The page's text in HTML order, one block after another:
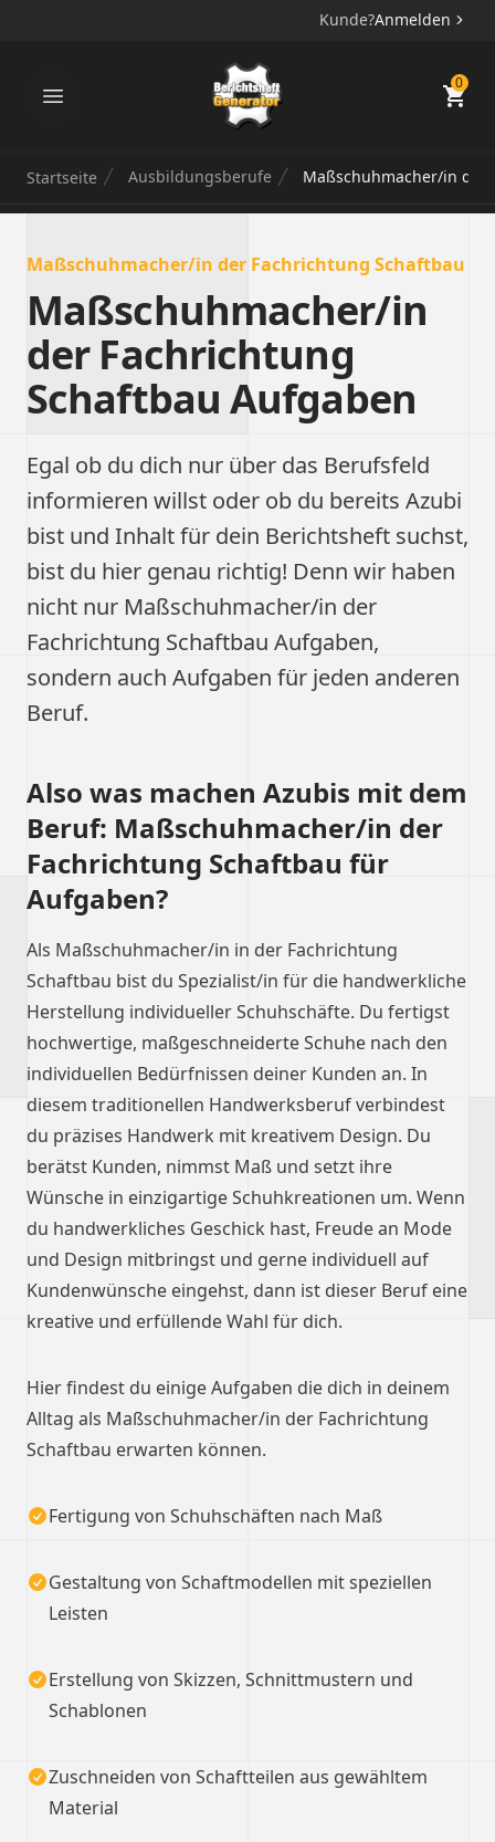
Kunde?Anmelden
Berichtsheft Generator 0
Startseite Ausbildungsberufe Maßschuhmacher/in der
Maßschuhmacher/in der Fachrichtung Schaftbau
Maßschuhmacher/in
der Fachrichtung
Schaftbau Aufgaben
Egal ob du dich nur über das Berufsfeld
informieren willst oder ob du bereits Azubi
bist und Inhalt für dein Berichtsheft suchst,
bist du hier genau richtig! Denn wir haben
nicht nur Maßschuhmacher/in der
Fachrichtung Schaftbau Aufgaben,
sondern auch Aufgaben für jeden anderen
Beruf.
Also was machen Azubis mit dem
Beruf: Maßschuhmacher/in der
Fachrichtung Schaftbau für
Aufgaben?
Als Maßschuhmacher/in in der Fachrichtung
Schaftbau bist du Spezialist/in für die handwerkliche
Herstellung individueller Schuhschäfte. Du fertigst
hochwertige, maßgeschneiderte Schuhe nach den
individuellen Bedürfnissen deiner Kunden an. In
diesem traditionellen Handwerksberuf verbindest
du präzises Handwerk mit kreativem Design. Du
berätst Kunden, nimmst Maß und setzt ihre
Wünsche in einzigartige Schuhkreationen um. Wenn
du handwerkliches Geschick hast, Freude an Mode
und Design mitbringst und gerne individuell auf
Kundenwünsche eingehst, dann ist dieser Beruf eine
kreative und erfüllende Wahl für dich.
Hier findest du einige Aufgaben die dich in deinem
Alltag als Maßschuhmacher/in der Fachrichtung
Schaftbau erwarten können.
Fertigung von Schuhschäften nach Maß
Gestaltung von Schaftmodellen mit speziellen
Leisten
Erstellung von Skizzen, Schnittmustern und
Schablonen
Zuschneiden von Schaftteilen aus gewähltem
Material